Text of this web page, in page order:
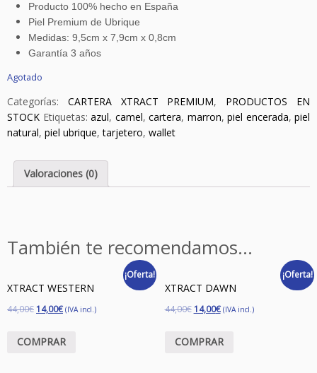
Producto 100% hecho en España
Piel Premium de Ubrique
Medidas: 9,5cm x 7,9cm x 0,8cm
Garantía 3 años
Agotado
Categorías: CARTERA XTRACT PREMIUM, PRODUCTOS EN
STOCK Etiquetas: azul, camel, cartera, marron, piel encerada, piel
natural, piel ubrique,tarjetero, wallet
Valoraciones (0)
También te recomendamos…
¡Oferta!
XTRACT WESTERN
44,00€ 14,00€ (IVA incl.)
COMPRAR
¡Oferta!
XTRACT DAWN
44,00€ 14,00€ (IVA incl.)
COMPRAR